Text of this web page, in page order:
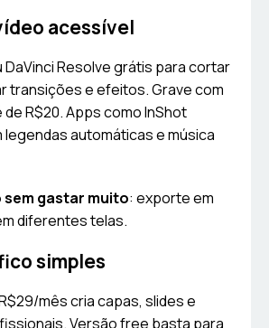
acessível
DaVinci Resolve grátis para cortar
transições e efeitos. Grave com
R$20. Apps como InShot
legendas automáticas e música
sem gastar muito: exporte em
diferentes telas.
simples
mês cria capas, slides e
Versão free basta para